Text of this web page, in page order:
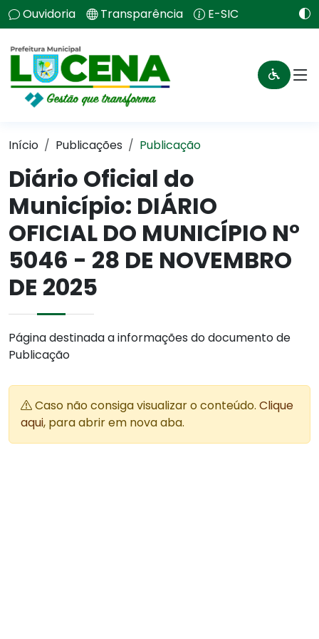
Ouvidoria Transparência E-SIC
Início Publicações Publicação
Diário Oficial do
Município: DIÁRIO
OFICIAL DO MUNICÍPIO N°
5046 - 28 DE NOVEMBRO
DE 2025
Página destinada a informações do documento de
Publicação
Caso não consiga visualizar o conteúdo. Clique
aqui, para abrir em nova aba.